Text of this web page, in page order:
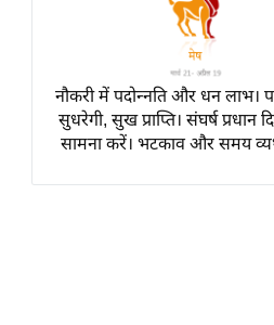
लाइफस्टाइल
टेक्नॉलॉजी
ब्यूटी/फैशन
नौकरी में पदोन्नति और धन लाभ।
सुधरेगी, सुख प्राप्ति। संघर्ष प्रधान
सामना करें। भटकाव और समय